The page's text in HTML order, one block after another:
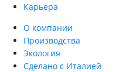
Карьера
О компании
Производства
Экология
Сделано с Италией